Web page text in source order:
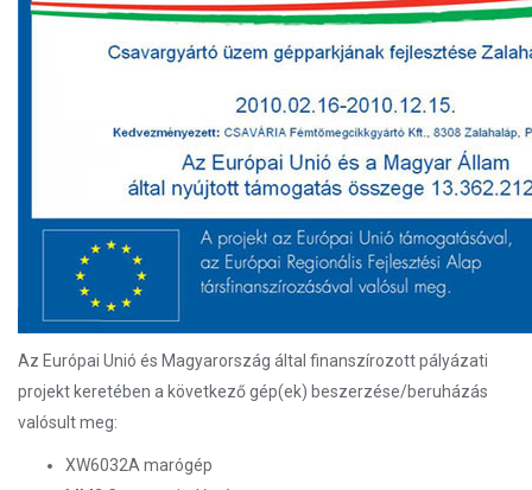
Az Európai Unió és Magyarország által finanszírozott pályázati
projekt keretében a következő gép(ek) beszerzése/beruházás
valósult meg:
XW6032A marógép